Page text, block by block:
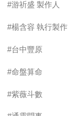
#游祈盛 製作人
#楊含容 執行製作
#台中豐原
#命盤算命
#紫薇斗數